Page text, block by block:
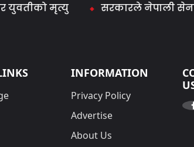
मृत्यु सरकारले नेपाली सेनालाई
INFORMATION
Privacy Policy
Advertise
About Us